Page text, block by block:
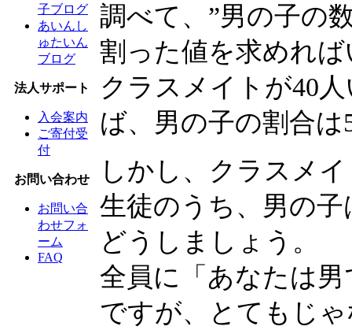
子ブログ
あいんし
ゅたいん
ブログ
法人サポート
入会案内
ご寄付受
付
お問い合わせ
お問い合
わせフォ
ーム
FAQ
調べて、”男の子の
割った値を求めれ
クラスメイトが40
ば、男の子の割合
しかし、クラスメ
生徒のうち、男の
どうしましょう。
全員に「あなたは
ですが、とてもじ